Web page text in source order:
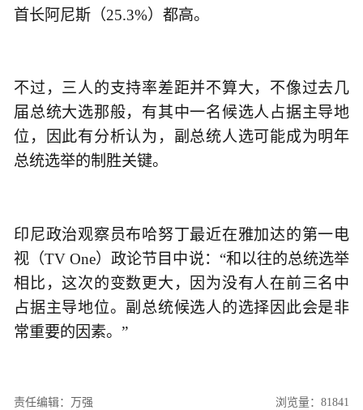
首长阿尼斯（25.3%）都高。
不过，三人的支持率差距并不算大，不像过去几
届总统大选那般，有其中一名候选人占据主导地
位，因此有分析认为，副总统人选可能成为明年
总统选举的制胜关键。
印尼政治观察员布哈努丁最近在雅加达的第一电
视（TV One）政论节目中说：“和以往的总统选举
相比，这次的变数更大，因为没有人在前三名中
占据主导地位。副总统候选人的选择因此会是非
常重要的因素。”
责任编辑：万强 浏览量：81841